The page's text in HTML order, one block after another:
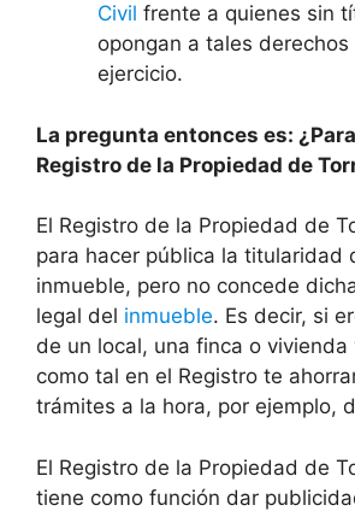
Civil frente a quienes sin
opongan a tales
ejercicio.
La pregunta entonces es:
Registro de la Propiedad de
El Registro de la Propiedad de
para hacer pública la titularidad
inmueble, pero no concede
legal del inmueble. Es decir, si
de un local, una finca o vivienda
como tal en el Registro te
trámites a la hora, por ejemplo,
El Registro de la Propiedad de
tiene como función dar